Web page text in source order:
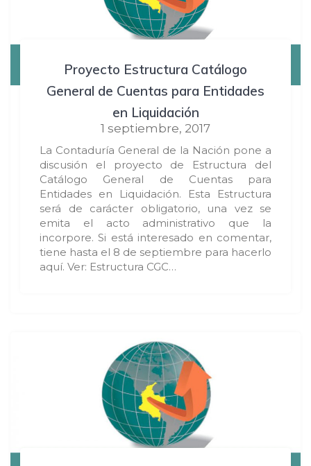
Proyecto Estructura Catálogo
General de Cuentas para Entidades
en Liquidación
1 septiembre, 2017
La Contaduría General de la Nación pone a
discusión el proyecto de Estructura del
Catálogo General de Cuentas para
Entidades en Liquidación. Esta Estructura
será de carácter obligatorio, una vez se
emita el acto administrativo que la
incorpore. Si está interesado en comentar,
tiene hasta el 8 de septiembre para hacerlo
aquí. Ver: Estructura CGC…